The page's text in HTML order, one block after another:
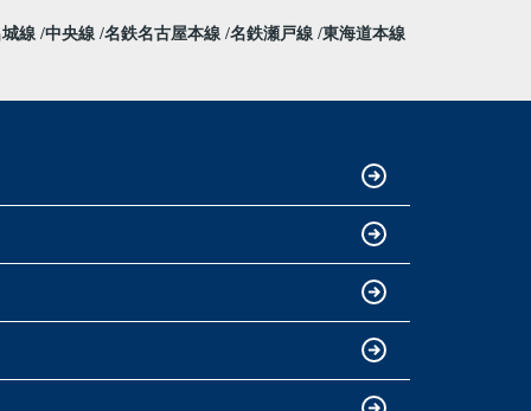
線 中央線 名鉄名古屋本線 名鉄瀬戸線 東海道本線